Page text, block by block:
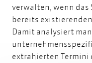
verwalten, wenn das
bereits
Damit analysiert
extrahierten Termini